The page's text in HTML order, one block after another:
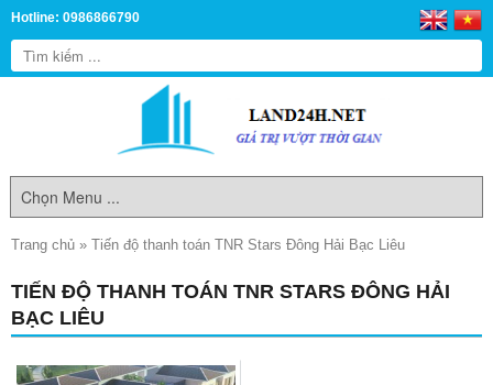
Hotline: 0986866790
Trang chủ » Tiến độ thanh toán TNR Stars Đông Hải Bạc Liêu
TIẾN ĐỘ THANH TOÁN TNR STARS ĐÔNG HẢI
BẠC LIÊU